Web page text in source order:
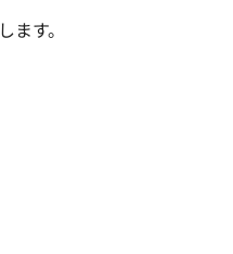
す。